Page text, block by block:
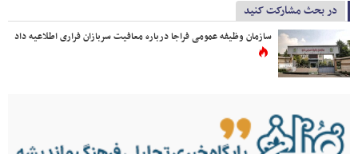
در بحث مشارکت کنید
سازمان وظیفه عمومی فراجا درباره معافیت سربازان فراری اطلاعیه داد